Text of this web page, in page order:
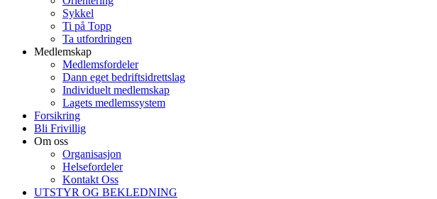
Sykkel
Ti på Topp
Ta utfordringen
Medlemskap
Medlemsfordeler
Dann eget bedriftsidrettslag
Individuelt medlemskap
Lagets medlemssystem
Forsikring
Bli Frivillig
Om oss
Organisasjon
Helsefordeler
Kontakt Oss
UTSTYR OG BEKLEDNING